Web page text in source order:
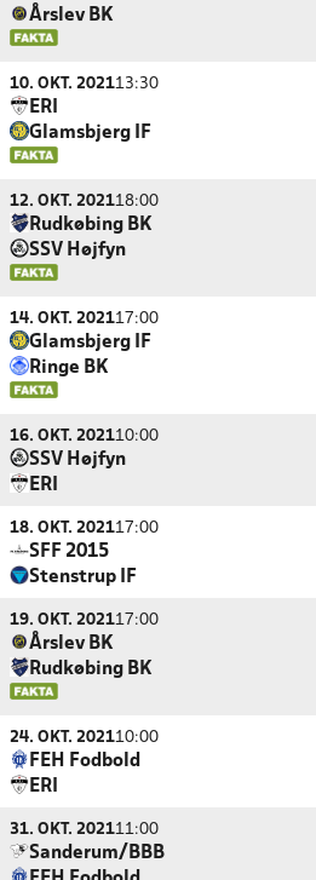
Årslev BK
10. OKT. 202113:30
ERI
Glamsbjerg IF
12. OKT. 202118:00
Rudkøbing BK
SSV Højfyn
14. OKT. 202117:00
Glamsbjerg IF
Ringe BK
16. OKT. 202110:00
SSV Højfyn
ERI
18. OKT. 202117:00
SFF 2015
Stenstrup IF
19. OKT. 202117:00
Årslev BK
Rudkøbing BK
24. OKT. 202110:00
FEH Fodbold
ERI
31. OKT. 202111:00
Sanderum/BBB